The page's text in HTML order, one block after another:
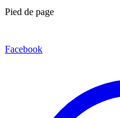
Pied de page
Facebook